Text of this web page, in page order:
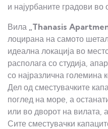
и најурбаните градови во
Вила „Thanasis
лоцирана на самото
идеална локација во
располага со студија,
со најразлична големина
Дел од сместувачките
поглед на море, а
или во дворот на вилата,
Сите сместувачки